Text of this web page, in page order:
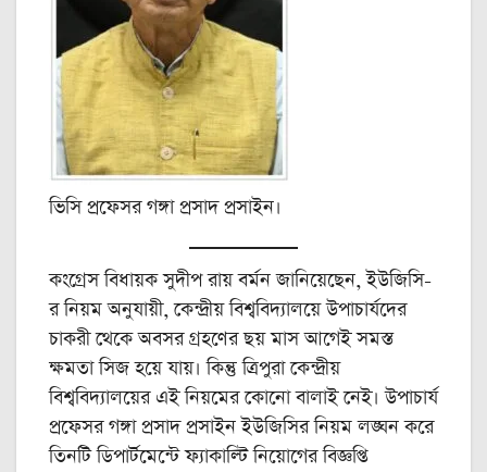
ভিসি প্রফেসর গঙ্গা প্রসাদ প্রসাইন।
কংগ্রেস বিধায়ক সুদীপ রায় বর্মন জানিয়েছেন, ইউজিসি-
র নিয়ম অনুযায়ী, কেন্দ্রীয় বিশ্ববিদ্যালয়ে উপাচার্যদের
চাকরী থেকে অবসর গ্রহণের ছয় মাস আগেই সমস্ত
ক্ষমতা সিজ হয়ে যায়। কিন্তু ত্রিপুরা কেন্দ্রীয়
বিশ্ববিদ্যালয়ের এই নিয়মের কোনো বালাই নেই। উপাচার্য
প্রফেসর গঙ্গা প্রসাদ প্রসাইন ইউজিসির নিয়ম লঙ্ঘন করে
তিনটি ডিপার্টমেন্টে ফ্যাকাল্টি নিয়োগের বিজ্ঞপ্তি